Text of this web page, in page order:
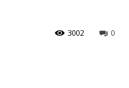
0
3002